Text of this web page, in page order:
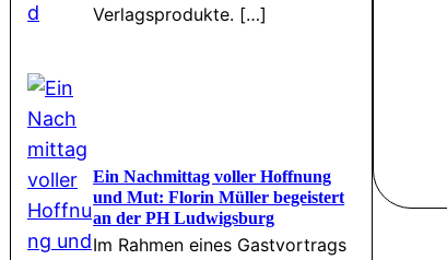
Verlagsprodukte. […]
Ein Nachmittag voller Hoffnung
und Mut: Florin Müller begeistert
an der PH Ludwigsburg
Im Rahmen eines Gastvortrags